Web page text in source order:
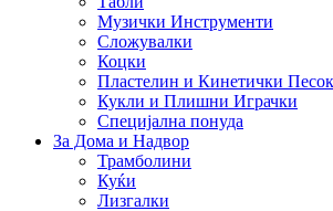
Музички Инструменти
Сложувалки
Коцки
Пластелин и Кинетички Песок
Кукли и Плишни Играчки
Специјална понуда
За Дома и Надвор
Трамболини
Куќи
Лизгалки